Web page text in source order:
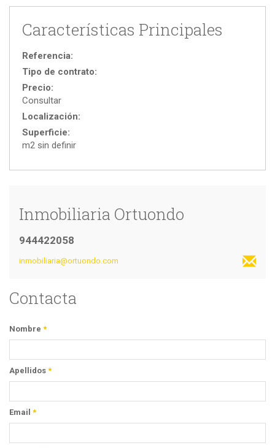
Características Principales
Referencia:
Tipo de contrato:
Precio:
Consultar
Localización:
Superficie:
m2 sin definir
Inmobiliaria Ortuondo
944422058
inmobiliaria@ortuondo.com
Contacta
Nombre *
Apellidos *
Email *